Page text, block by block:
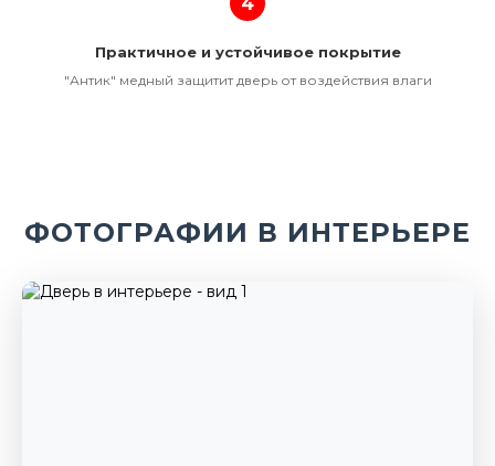
Практичное и устойчивое покрытие
"Антик" медный защитит дверь от воздействия влаги
ФОТОГРАФИИ В ИНТЕРЬЕРЕ